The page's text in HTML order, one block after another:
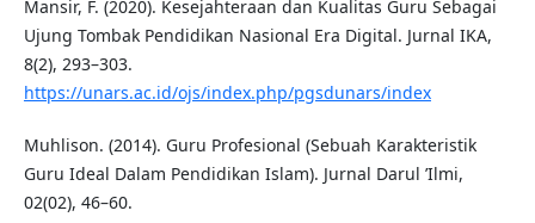
Mansir, F. (2020). Kesejahteraan dan Kualitas Guru Sebagai
Ujung Tombak Pendidikan Nasional Era Digital. Jurnal IKA,
8(2), 293–303.
https://unars.ac.id/ojs/index.php/pgsdunars/index
Muhlison. (2014). Guru Profesional (Sebuah Karakteristik
Guru Ideal Dalam Pendidikan Islam). Jurnal Darul ’Ilmi,
02(02), 46–60.